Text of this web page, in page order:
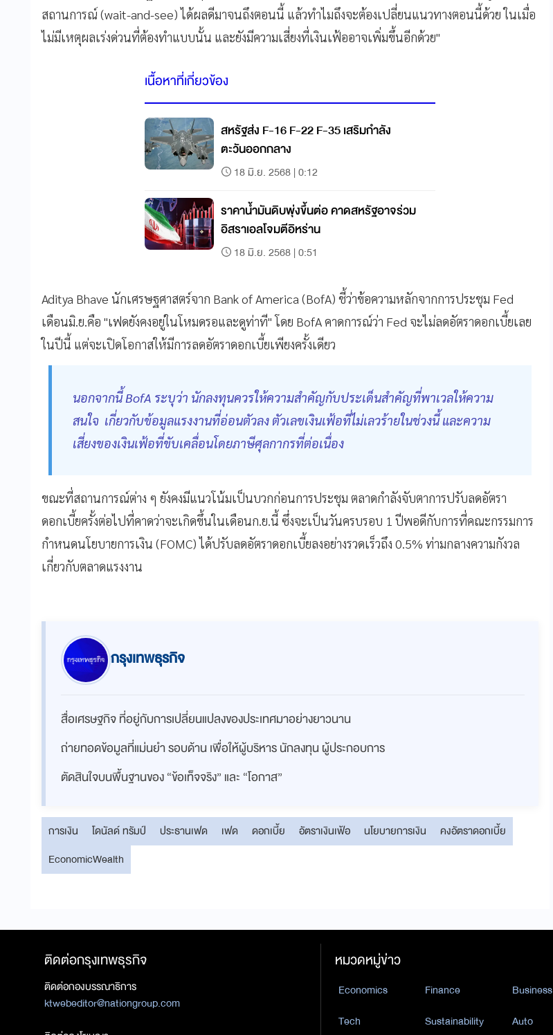
สถานการณ์ (wait-and-see) ได้ผลดีมาจนถึงตอนนี้ แล้วทำไมถึงจะต้องเปลี่ยนแนวทางตอนนี้ด้วย ในเมื่อ
ไม่มีเหตุผลเร่งด่วนที่ต้องทำแบบนั้น และยังมีความเสี่ยงที่เงินเฟ้ออาจเพิ่มขึ้นอีกด้วย"
เนื้อหาที่เกี่ยวข้อง
สหรัฐส่ง F-16 F-22 F-35 เสริมกำลัง
ตะวันออกกลาง
18 มิ.ย. 2568 | 0:12
ราคาน้ำมันดิบพุ่งขึ้นต่อ คาดสหรัฐอาจร่วม
อิสราเอลโจมตีอิหร่าน
18 มิ.ย. 2568 | 0:51
Aditya Bhave นักเศรษฐศาสตร์จาก Bank of America (BofA) ชี้ว่าข้อความหลักจากการประชุม Fed
เดือนมิ.ย.คือ "เฟดยังคงอยู่ในโหมดรอและดูท่าที" โดย BofA คาดการณ์ว่า Fed จะไม่ลดอัตราดอกเบี้ยเลย
ในปีนี้ แต่จะเปิดโอกาสให้มีการลดอัตราดอกเบี้ยเพียงครั้งเดียว
นอกจากนี้ BofA ระบุว่า นักลงทุนควรให้ความสำคัญกับประเด็นสำคัญที่พาเวลให้ความ
สนใจ เกี่ยวกับข้อมูลแรงงานที่อ่อนตัวลง ตัวเลขเงินเฟ้อที่ไม่เลวร้ายในช่วงนี้ และความ
เสี่ยงของเงินเฟ้อที่ขับเคลื่อนโดยภาษีศุลกากรที่ต่อเนื่อง
ขณะที่สถานการณ์ต่าง ๆ ยังคงมีแนวโน้มเป็นบวกก่อนการประชุม ตลาดกำลังจับตาการปรับลดอัตรา
ดอกเบี้ยครั้งต่อไปที่คาดว่าจะเกิดขึ้นในเดือนก.ย.นี้ ซึ่งจะเป็นวันครบรอบ 1 ปีพอดีกับการที่คณะกรรมการ
กำหนดนโยบายการเงิน (FOMC) ได้ปรับลดอัตราดอกเบี้ยลงอย่างรวดเร็วถึง 0.5% ท่ามกลางความกังวล
เกี่ยวกับตลาดแรงงาน
กรุงเทพธุรกิจ
สื่อเศรษฐกิจ ที่อยู่กับการเปลี่ยนแปลงของประเทศมาอย่างยาวนาน
ถ่ายทอดข้อมูลที่แม่นยำ รอบด้าน เพื่อให้ผู้บริหาร นักลงทุน ผู้ประกอบการ
ตัดสินใจบนพื้นฐานของ “ข้อเท็จจริง” และ “โอกาส”
การเงิน โดนัลด์ ทรัมป์ ประธานเฟด เฟด ดอกเบี้ย อัตราเงินเฟ้อ นโยบายการเงิน
คงอัตราดอกเบี้ย
EconomicWealth
ติดต่อกรุงเทพธุรกิจ
ติดต่อกองบรรณาธิการ
ktwebeditor@nationgroup.com
หมวดหมู่ข่าว
Economics Finance
Business
Tech
Sustainability Auto